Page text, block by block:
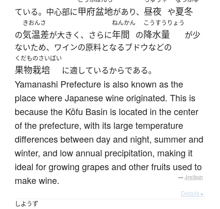
ている。中心部に甲府盆地があり、 昼夜 や夏冬
の
きおんさ
気温差が大きく、さらに
ねんかん
年間 の
こうすうりょう
降水量
が少
ないため、ワインの原料となるブドウなどの
くだものさいばい
果物栽培 に適しているからである。
Yamanashi Prefecture is also known as the
place where Japanese wine originated. This is
because the Kōfu Basin is located in the center
of the prefecture, with its large temperature
differences between day and night, summer and
winter, and low annual precipitation, making it
ideal for growing grapes and other fruits used to
make wine.
— Jreibun
Details ▸
しようず